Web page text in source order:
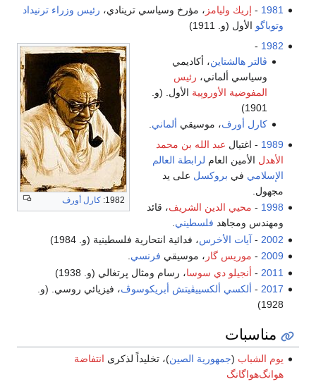
1981
- إريك وليامز ، مؤرخ وسياسي ترينادي، رئيس وزراء ترنيداد
وتوباگو الأول (و. 1911)
1982: كارل أورف
1982
-
ڤالتر هالشتاين، أكاديمي
وسياسي ألماني، رئيس
المفوضية الأوروپية الأول. (و.
1901)
كارل أورف، موسيقي ألماني
1989 - اغتيال عبد الله بن محمد
الأهدل الأمين العام لرابطة العالم
الإسلامي في بروكسل على يد
مجهول.
1998
- محيي الدين الشريف، قائد
ومهندس ومجاهد فلسطيني.
2002
- آيات الأخرس، فدائية انتحارية فلسطينية (و. 1984)
2009
- موريس گار ، موسيقي فرنسي.
2011
- أنجيلو دي سوسا، رسام ومثال پرتغالي (و. 1938)
2017
- ألكسي ألكسييڤيتش أبريكوسوڤ، فيزيائي روسي. (و.
1928)
مناسبات
يوم الشباب (جمهورية الصين)، تخليداً لذكرى انتفاضة
هوانگ‌هواگانگ